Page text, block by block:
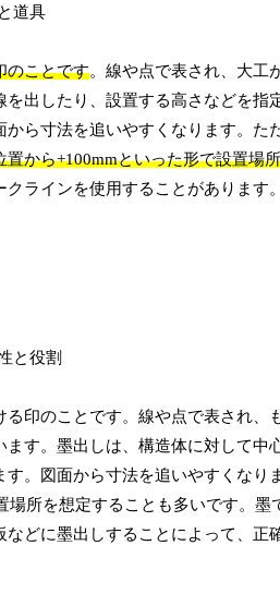
のことです。線や点で表され、大工
出したり、設置する高さなどを
ら寸法を追いやすくなります。
置から+100mmといった形で設置場
ラインを使用することがありま
る印のことです。線や点で表され
す。墨出しは、構造体に対して
。図面から寸法を追いやすくな
所を想定することも多いです。
どに墨出しすることによって、正